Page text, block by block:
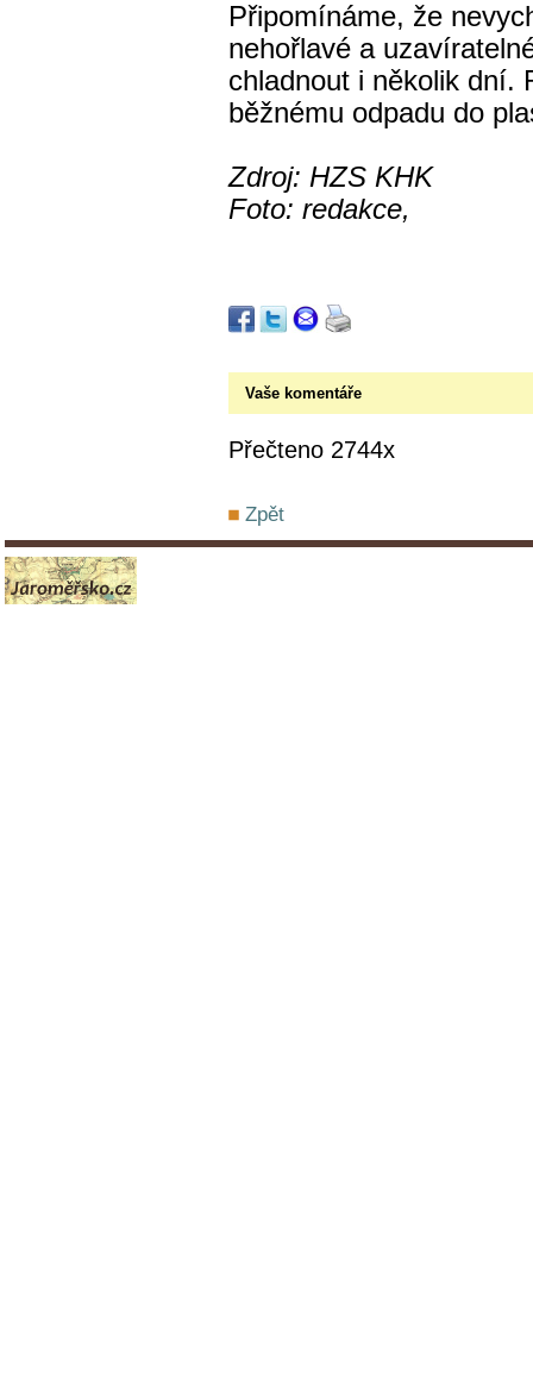
Připomínáme, že
nehořlavé a
chladnout i několik dní.
běžnému odpadu do
Zdroj: HZS KHK
Foto: redakce,
Vaše komentáře
Přečteno 2744x
Zpět